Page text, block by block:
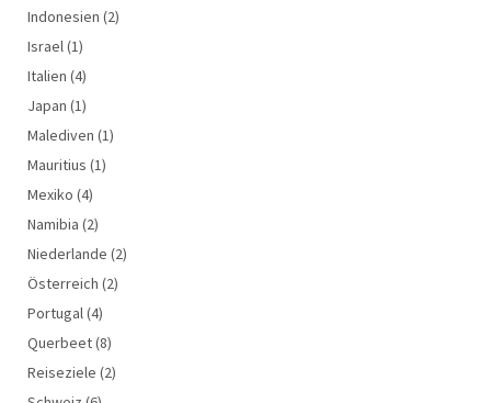
Indonesien (2)
Israel(1)
Italien (4)
Japan (1)
Malediven (1)
Mauritius (1)
Mexiko (4)
Namibia (2)
Niederlande (2)
Österreich (2)
Portugal(4)
Querbeet(8)
Reiseziele (2)